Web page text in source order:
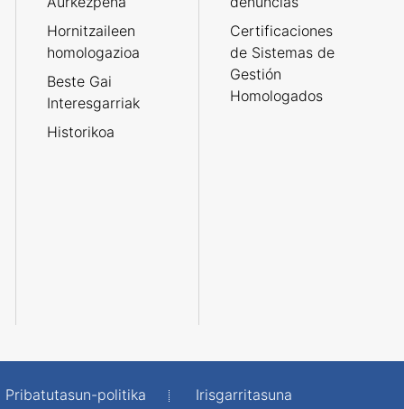
Hornitzaileen
homologazioa
Beste Gai
Interesgarriak
Historikoa
Certificaciones
de Sistemas de
Gestión
Homologados
Pribatutasun-politika Irisgarritasuna